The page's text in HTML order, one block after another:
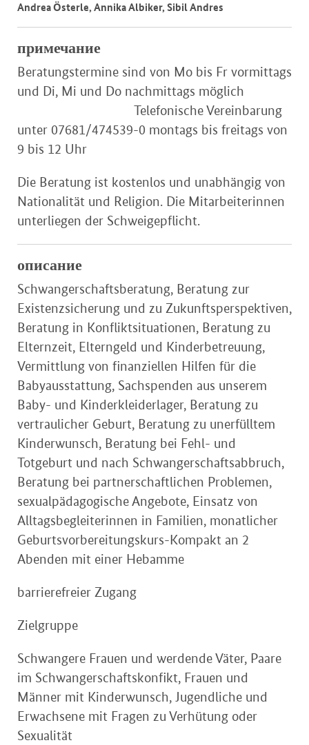
Andrea Österle, Annika Albiker, Sibil Andres
примечание
Beratungstermine sind von Mo bis Fr vormittags
und Di, Mi und Do nachmittags möglich
Telefonische Vereinbarung
unter 07681/474539-0 montags bis freitags von
9 bis 12 Uhr
Die Beratung ist kostenlos und unabhängig von
Nationalität und Religion. Die Mitarbeiterinnen
unterliegen der Schweigepflicht.
описание
Schwangerschaftsberatung, Beratung zur
Existenzsicherung und zu Zukunftsperspektiven,
Beratung in Konfliktsituationen, Beratung zu
Elternzeit, Elterngeld und Kinderbetreuung,
Vermittlung von finanziellen Hilfen für die
Babyausstattung, Sachspenden aus unserem
Baby- und Kinderkleiderlager, Beratung zu
vertraulicher Geburt, Beratung zu unerfülltem
Kinderwunsch, Beratung bei Fehl- und
Totgeburt und nach Schwangerschaftsabbruch,
Beratung bei partnerschaftlichen Problemen,
sexualpädagogische Angebote, Einsatz von
Alltagsbegleiterinnen in Familien, monatlicher
Geburtsvorbereitungskurs-Kompakt an 2
Abenden mit einer Hebamme
barrierefreier Zugang
Zielgruppe
Schwangere Frauen und werdende Väter, Paare
im Schwangerschaftskonfikt, Frauen und
Männer mit Kinderwunsch, Jugendliche und
Erwachsene mit Fragen zu Verhütung oder
Sexualität